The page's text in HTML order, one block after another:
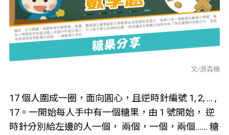
文/游森棚
17 個人圍成一圈，面向圓心，且逆時針編號 1, 2, ... ,
17。一開始每人手中有一個糖果，由 1 號開始， 逆
時針分別給左邊的人一個， 兩個，一個，兩個…… 糖